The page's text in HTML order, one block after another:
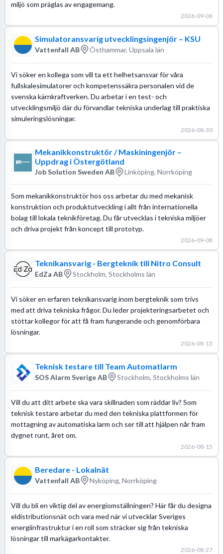
miljö som präglas av engagemang.
2026-09-06
Simulatoransvarig utvecklingsingenjör – KSU
Vattenfall AB Östhammar, Uppsala län
Vi söker en kollega som vill ta ett helhetsansvar för våra
fullskalesimulatorer och kompetenssäkra personalen vid de
svenska kärnkraftverken. Du arbetar i en test- och
utvecklingsmiljö där du förvandlar tekniska underlag till praktiska
simuleringslösningar.
2026-08-30
Mekanikkonstruktör / Maskiningenjör –
Uppdrag i Östergötland
Job Solution Sweden AB Linköping, Norrköping
Som mekanikkonstruktör hos oss arbetar du med mekanisk
konstruktion och produktutveckling i allt från internationella
bolag till lokala teknikföretag. Du får utvecklas i tekniska miljöer
och driva projekt från koncept till prototyp.
2026-09-08
Teknikansvarig - Bergteknik till Nitro Consult
EdZa AB Stockholm, Stockholms län
Vi söker en erfaren teknikansvarig inom bergteknik som trivs
med att driva tekniska frågor. Du leder projekteringsarbetet och
stöttar kollegor för att få fram fungerande och genomförbara
lösningar.
2026-08-15
Teknisk testare till Team Automatlarm
SOS Alarm Sverige AB Stockholm, Stockholms län
Vill du att ditt arbete ska vara skillnaden som räddar liv? Som
teknisk testare arbetar du med den tekniska plattformen för
mottagning av automatiska larm och ser till att hjälpen når fram
dygnet runt, året om.
2026-08-15
Beredare - Lokalnät
Vattenfall AB Nyköping, Norrköping
Vill du bli en viktig del av energiomställningen? Här får du designa
eldistributionsnät och vara med när vi utvecklar Sveriges
energiinfrastruktur i en roll som sträcker sig från tekniska
lösningar till markägarkontakter.
2026-08-27